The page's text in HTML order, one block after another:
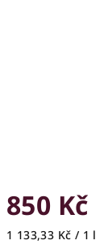
850 Kč
Měrná
1 133,33 Kč / 1 l